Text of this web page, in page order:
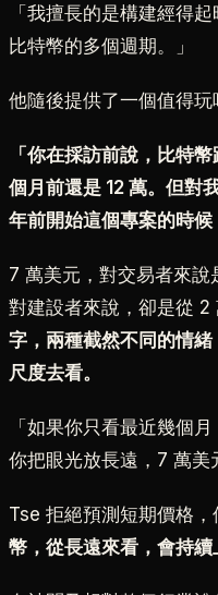
「我擅長的是構建經得
比特幣的多個週期。」
他隨後提供了一個值得玩
「你在採訪前說，比特
個月前還是 12 萬。但對
年前開始這個專案的時候
7 萬美元，對交易者來說
對建設者來說，卻是從 2
字，兩種截然不同的情
尺度去看。
「如果你只看最近幾個
你把眼光放長遠，7 萬美
Tse 拒絕預測短期價格，
幣，從長遠來看，會持續